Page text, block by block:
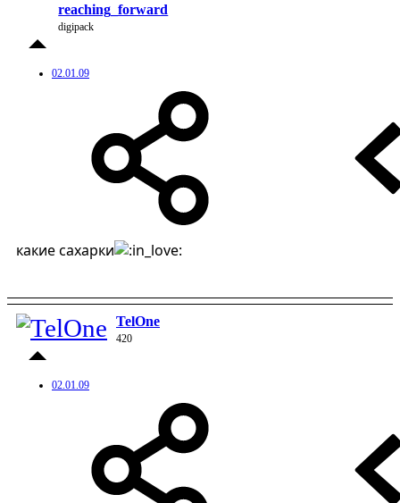
reaching_forward
digipack
02.01.09
какие сахарки
TelOne
420
02.01.09